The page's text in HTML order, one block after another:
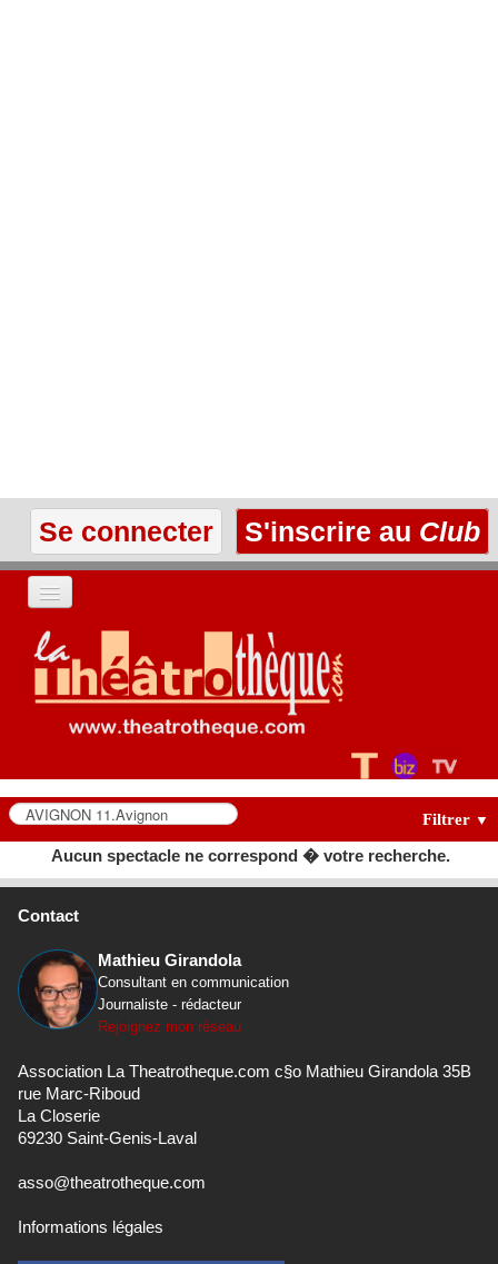
Se connecter S'inscrire au Club
ACCUEIL
LES TEXTES
LES ANNONCES
LE CLUB
Filtrer ▼
Aucun spectacle ne correspond � votre recherche.
Contact
Mathieu Girandola
Consultant en communication
Journaliste - rédacteur
Rejoignez mon réseau
Association La Theatrotheque.com c§o Mathieu Girandola 35B
rue Marc-Riboud
La Closerie
69230 Saint-Genis-Laval
asso@theatrotheque.com
Informations légales